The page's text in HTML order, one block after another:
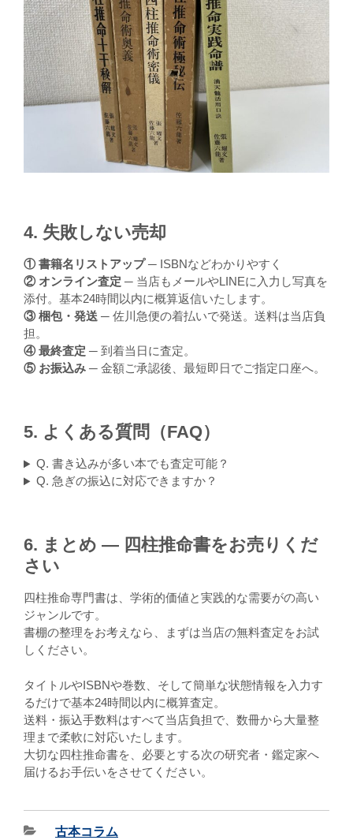
4. 失敗しない売却
① 書籍名リストアップ─ ISBNなどわかりやすく
② オンライン査定 ─ 当店もメールやLINEに入力し写真を
添付。基本24時間以内に概算返信いたします。
③ 梱包・発送 ─ 佐川急便の着払いで発送。送料は当店負
担。
④ 最終査定 ─ 到着当日に査定。
⑤ お振込み ─ 金額ご承認後、最短即日でご指定口座へ。
5. よくある質問（FAQ）
Q. 書き込みが多い本でも査定可能？
Q. 急ぎの振込に対応できますか？
6. まとめ ― 四柱推命書をお売りくだ
さい
四柱推命専門書は、学術的価値と実践的な需要がの高い
ジャンルです。
書棚の整理をお考えなら、まずは当店の無料査定をお試
しください。
タイトルやISBNや巻数、そして簡単な状態情報を入力す
るだけで基本24時間以内に概算査定。
送料・振込手数料はすべて当店負担で、数冊から大量整
理まで柔軟に対応いたします。
大切な四柱推命書を、必要とする次の研究者・鑑定家へ
届けるお手伝いをさせてください。
古本コラム